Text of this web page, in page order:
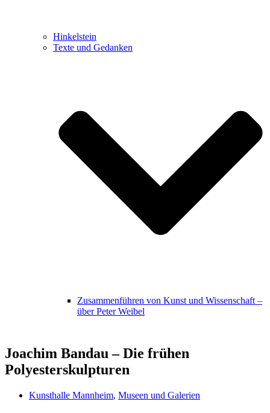
Hinkelstein
Texte und Gedanken
Zusammenführen von Kunst und Wissenschaft –
über Peter Weibel
Joachim Bandau – Die frühen
Polyesterskulpturen
Kunsthalle Mannheim, Museen und Galerien